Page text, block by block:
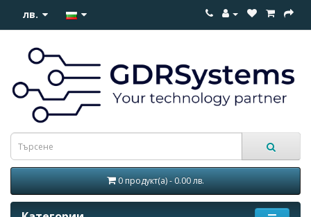
лв.
0 продукт(а) - 0.00 лв.